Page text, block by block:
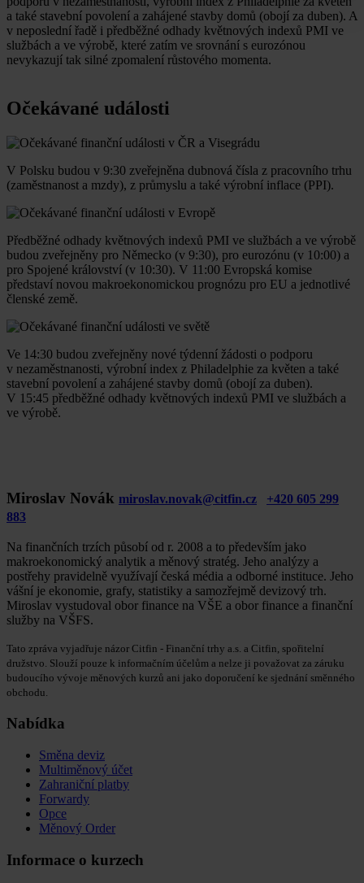
a také stavební povolení a zahájené stavby domů (obojí za duben). A
v neposlední řadě i předběžné odhady květnových indexů PMI ve
službách a ve výrobě, které zatím ve srovnání s eurozónou
nevykazují tak silné zpomalení růstového momenta.
Očekávané události
V Polsku budou v 9:30 zveřejněna dubnová čísla z pracovního trhu
(zaměstnanost a mzdy), z průmyslu a také výrobní inflace (PPI).
Předběžné odhady květnových indexů PMI ve službách a ve výrobě
budou zveřejněny pro Německo (v 9:30), pro eurozónu (v 10:00) a
pro Spojené království (v 10:30). V 11:00 Evropská komise
představí novou makroekonomickou prognózu pro EU a jednotlivé
členské země.
Ve 14:30 budou zveřejněny nové týdenní žádosti o podporu
v nezaměstnanosti, výrobní index z Philadelphie za květen a také
stavební povolení a zahájené stavby domů (obojí za duben).
V 15:45 předběžné odhady květnových indexů PMI ve službách a
ve výrobě.
Miroslav Novák miroslav.novak@citfin.cz
+420 605 299
883
Na finančních trzích působí od r. 2008 a to především jako
makroekonomický analytik a měnový stratég. Jeho analýzy a
postřehy pravidelně využívají česká média a odborné instituce. Jeho
vášní je ekonomie, grafy, statistiky a samozřejmě devizový trh.
Miroslav vystudoval obor finance na VŠE a obor finance a finanční
služby na VŠFS.
Tato zpráva vyjadřuje názor Citfin - Finanční trhy a.s. a Citfin, spořitelní
družstvo. Slouží pouze k informačním účelům a nelze ji považovat za záruku
budoucího vývoje měnových kurzů ani jako doporučení ke sjednání směnného
obchodu.
Nabídka
Směna deviz
Multiměnový účet
Zahraniční platby
Forwardy
Opce
Měnový Order
Informace o kurzech